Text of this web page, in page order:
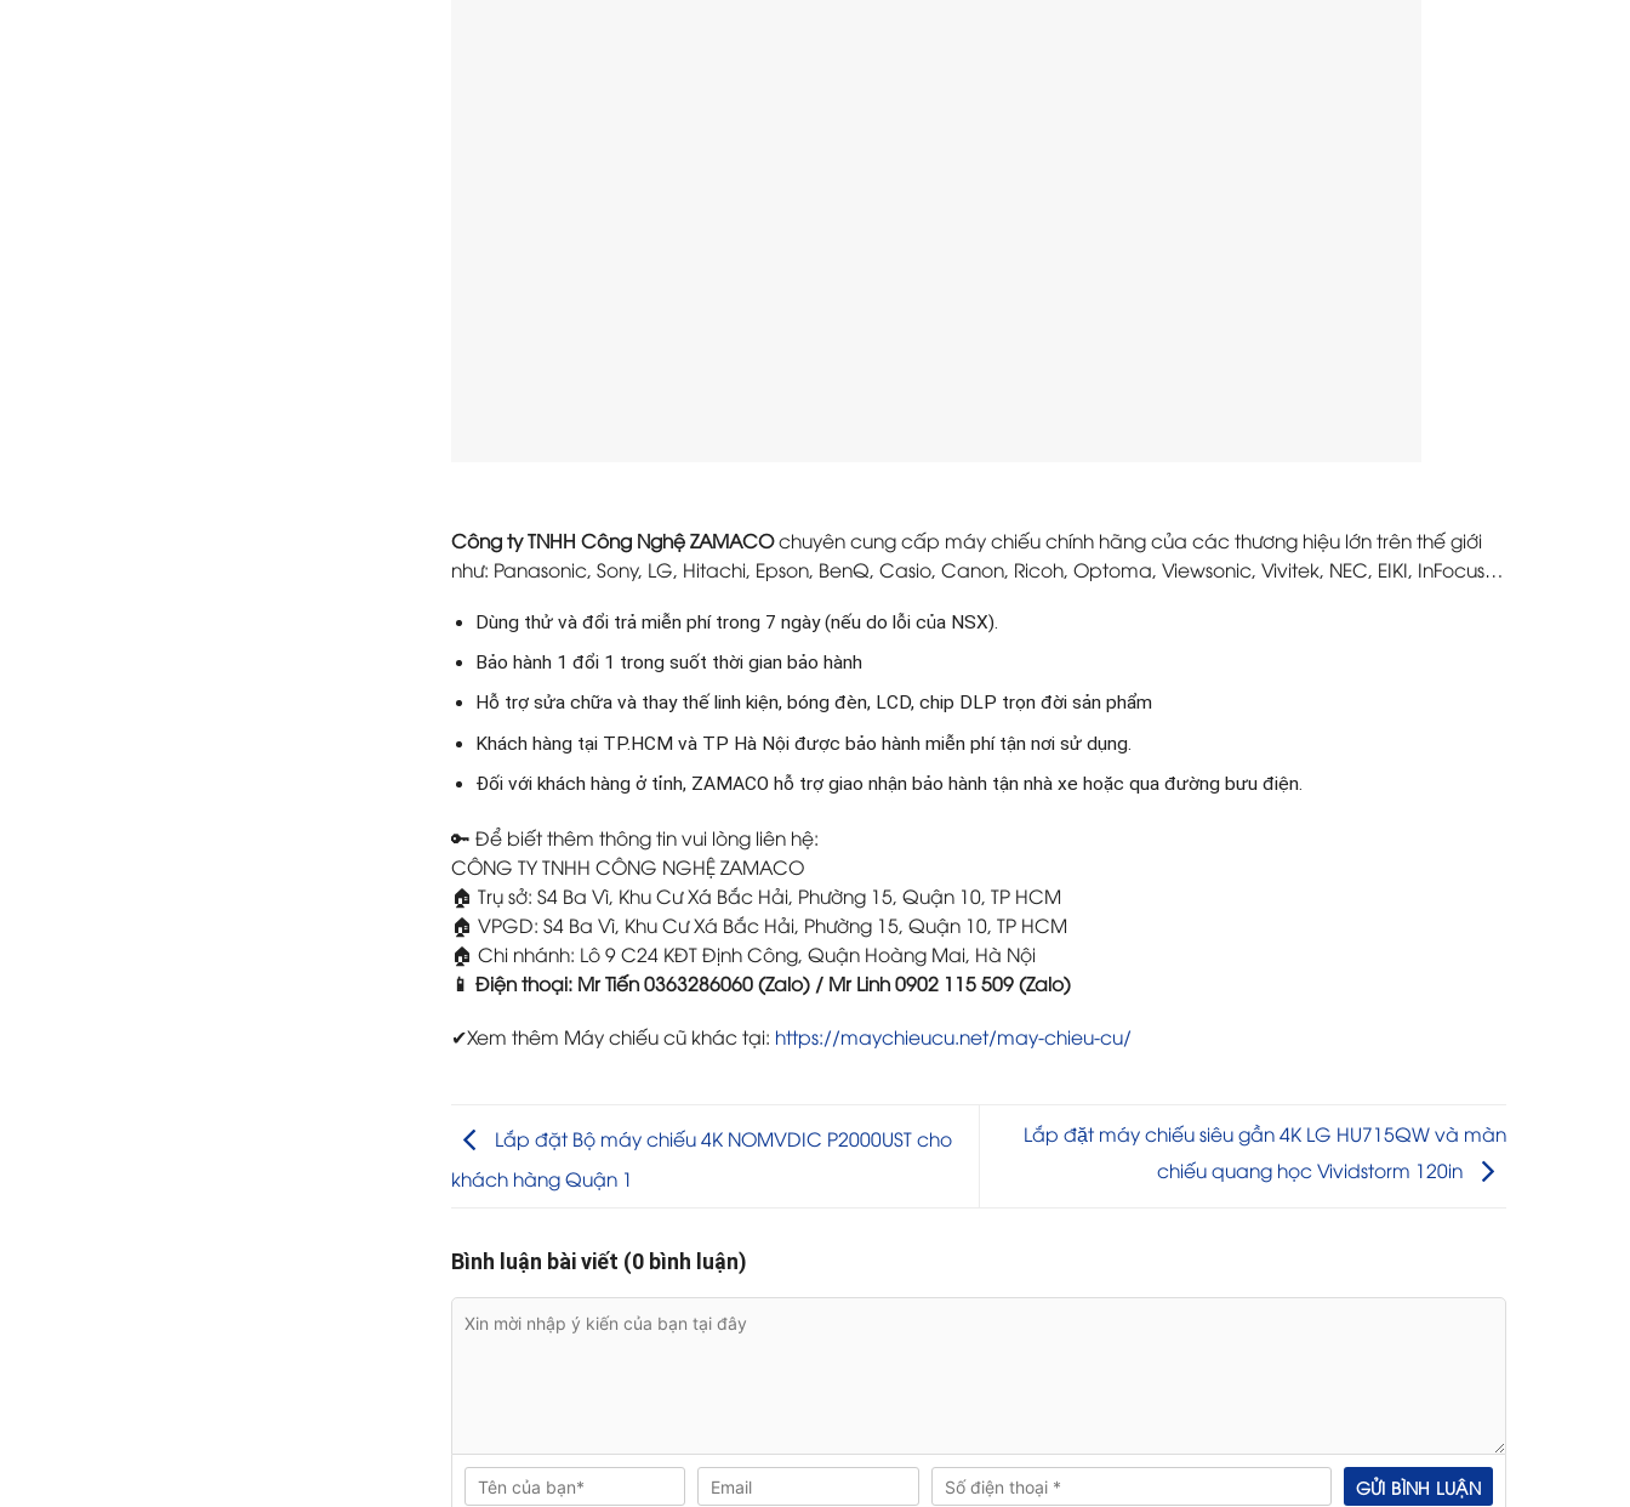
Công ty TNHH Công Nghệ ZAMACOchuyên cung cấp máy chiếu chính hãng của các thương hiệu lớn trên thế giới
như: Panasonic, Sony, LG, Hitachi, Epson, BenQ, Casio, Canon, Ricoh, Optoma, Viewsonic, Vivitek, NEC, EIKI, InFocus…
Dùng thử và đổi trả miễn phí trong 7 ngày (nếu do lỗi của NSX).
Bảo hành 1 đổi 1 trong suốt thời gian bảo hành
Hỗ trợ sửa chữa và thay thế linh kiện, bóng đèn, LCD, chip DLP trọn đời sản phẩm
Khách hàng tại TP.HCM và TP Hà Nội được bảo hành miễn phí tận nơi sử dụng.
Đối với khách hàng ở tỉnh, ZAMACO hỗ trợ giao nhận bảo hành tận nhà xe hoặc qua đường bưu điện.
🔑 Để biết thêm thông tin vui lòng liên hệ:
CÔNG TY TNHH CÔNG NGHỆ ZAMACO
🏠 Trụ sở: S4 Ba Vì, Khu Cư Xá Bắc Hải, Phường 15, Quận 10, TP HCM
🏠 VPGD: S4 Ba Vì, Khu Cư Xá Bắc Hải, Phường 15, Quận 10, TP HCM
🏠 Chi nhánh: Lô 9 C24 KĐT Định Công, Quận Hoàng Mai, Hà Nội
📱 Điện thoại: Mr Tiến 0363286060 (Zalo) / Mr Linh 0902 115 509 (Zalo)
✔Xem thêm Máy chiếu cũ khác tại: https://maychieucu.net/may-chieu-cu/
Lắp đặt Bộ máy chiếu 4K NOMVDIC P2000UST cho
khách hàng Quận 1
Lắp đặt máy chiếu siêu gần 4K LG HU715QW và màn
chiếu quang học Vividstorm 120in
Bình luận bài viết (0 bình luận)